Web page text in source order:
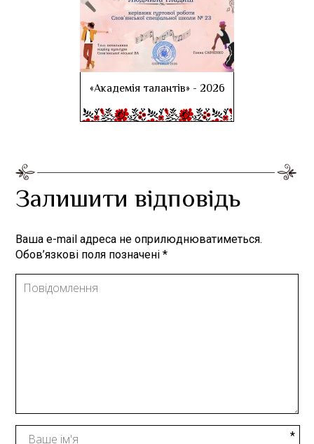
«Академія талантів» - 2026
Залишити відповідь
Ваша e-mail адреса не оприлюднюватиметься.
Обов’язкові поля позначені*